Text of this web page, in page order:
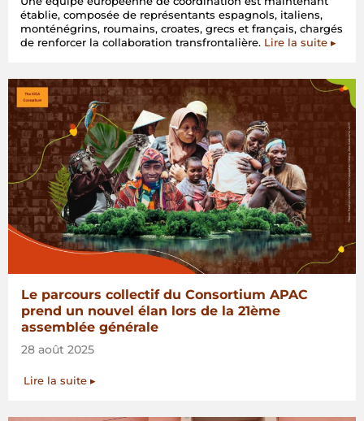
établie, composée de représentants espagnols, italiens,
monténégrins, roumains, croates, grecs et français, chargés
de renforcer la collaboration transfrontalière. Lire la suite ▸
Le parcours collectif du Consortium APAC
prend un nouvel élan lors de la 21ème
assemblée générale
28 août 2025
Lire la suite ▸